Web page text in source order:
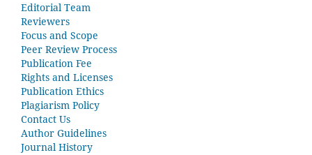
Editorial Team
Reviewers
Focus and Scope
Peer Review Process
Publication Fee
Rights and Licenses
Publication Ethics
Plagiarism Policy
Contact Us
Author Guidelines
Journal History